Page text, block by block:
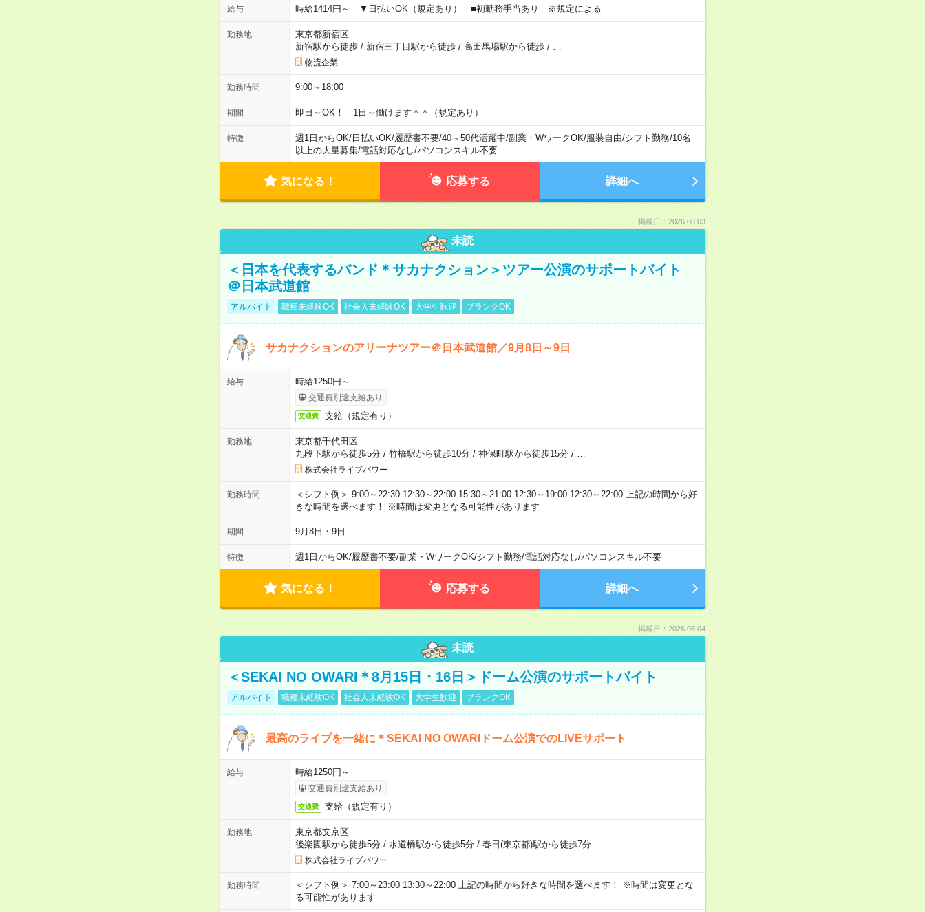
給与 時給1414円～ ▼日払いOK（規定あり） ■初勤務手当あり ※規定による
勤務地
東京都新宿区
新宿駅から徒歩/ 新宿三丁目駅から徒歩/ 高田馬場駅から徒歩/
物流企業
勤務時間 9:00～18:00
期間 即日～OK！ 1日～働けます＾＾（規定あり）
特徴 週1日からOK/日払いOK/履歴書不要/40～50代活躍中/副業・WワークOK/服装自由/シフト勤務/10名
以上の大量募集/電話対応なし/パソコンスキル不要
気になる！ 応募する 詳細へ
掲載日：2026.08.03
未読
＜日本を代表するバンド＊サカナクション＞ツアー公演のサポートバイト
＠日本武道館
アルバイト 職種未経験OK 社会人未経験OK 大学生歓迎 ブランクOK
サカナクションのアリーナツアー＠日本武道館／9月8日～9日
給与 時給1250円～
交通費別途支給あり
交通費 支給（規定有り）
勤務地
東京都千代田区
九段下駅から徒歩5分/ 竹橋駅から徒歩10分/ 神保町駅から徒歩15分/
株式会社ライブパワー
勤務時間
＜シフト例＞ 9:00～22:30 12:30～22:00 15:30～21:00 12:30～19:00 12:30～22:00 上記の時間から好
きな時間を選べます！ ※時間は変更となる可能性があります
期間 9月8日・9日
特徴 週1日からOK/履歴書不要/副業・WワークOK/シフト勤務/電話対応なし/パソコンスキル不要
気になる！ 応募する 詳細へ
掲載日：2026.08.04
未読
＜SEKAI NO OWARI＊8月15日・16日＞ドーム公演のサポートバイト
アルバイト 職種未経験OK 社会人未経験OK 大学生歓迎 ブランクOK
最高のライブを一緒に＊SEKAI NO OWARIドーム公演でのLIVEサポート
給与 時給1250円～
交通費別途支給あり
交通費 支給（規定有り）
勤務地
東京都文京区
後楽園駅から徒歩5分/ 水道橋駅から徒歩5分/ 春日(東京都)駅から徒歩7分
株式会社ライブパワー
勤務時間
＜シフト例＞ 7:00～23:00 13:30～22:00 上記の時間から好きな時間を選べます！ ※時間は変更とな
る可能性があります